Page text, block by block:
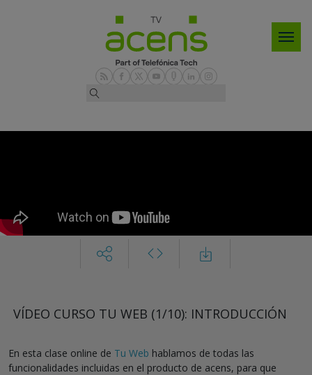
VÍDEO CURSO TU WEB (1/10): INTRODUCCIÓN
En esta clase online de Tu Web hablamos de todas las
funcionalidades incluidas en el producto de acens, para que